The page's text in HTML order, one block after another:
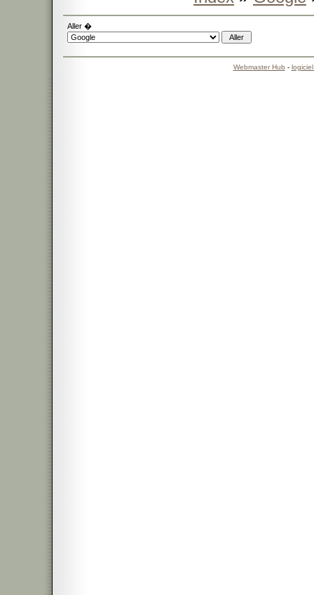
Aller �
Webmaster Hub -